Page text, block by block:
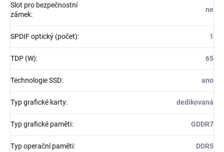
Slot pro bezpečnostní
zámek:
ne
SPDIF optický (počet): 1
TDP (W): 65
Technologie SSD: ano
Typ grafické karty: dedikovaná
Typ grafické paměti: GDDR7
Typ operační paměti: DDR5